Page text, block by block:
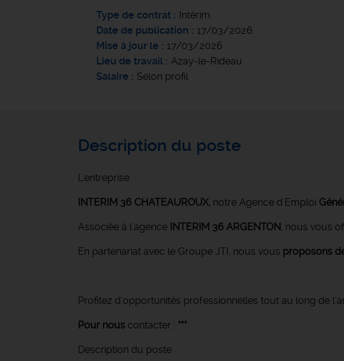
Type de contrat
Intérim
Date de publication
17/03/2026
Mise à jour le
17/03/2026
Lieu de travail
Azay-le-Rideau
Salaire
Selon profil
Description du poste
L'entreprise
INTERIM 36 CHATEAUROUX, notre Agence d'Emploi
Associée à l'agence INTERIM 36 ARGENTON, nous vous
En partenariat avec le Groupe JTI, nous vous proposons
Profitez d'opportunités professionnelles tout au long de
Pour nous contacter : ***
Description du poste